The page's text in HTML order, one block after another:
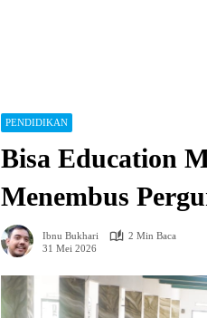
PENDIDIKAN
Bisa Education
Menembus
Ibnu Bukhari
2 Min Baca
31 Mei 2026